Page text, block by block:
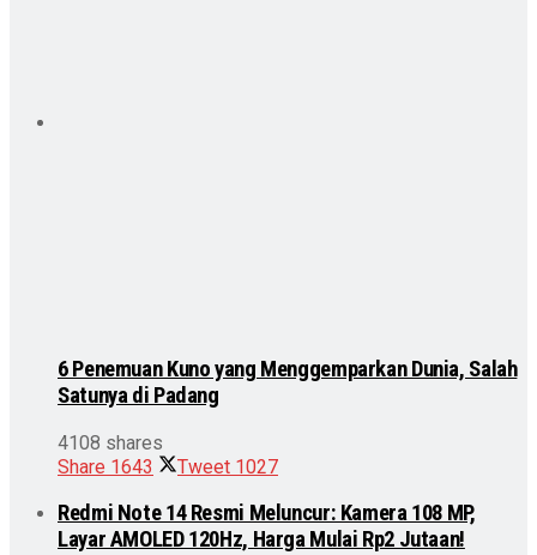
6 Penemuan Kuno yang Menggemparkan Dunia, Salah
Satunya di Padang
4108 shares
Share 1643 Tweet 1027
Redmi Note 14 Resmi Meluncur: Kamera 108 MP,
Layar AMOLED 120Hz, Harga Mulai Rp2 Jutaan!